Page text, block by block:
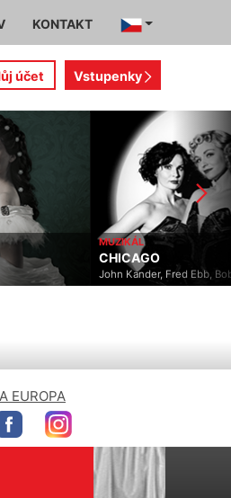
KONTAKT
účet Vstupenky
MUZIKÁL
CHICAGO
John Kander, Fred Ebb,
EUROPA